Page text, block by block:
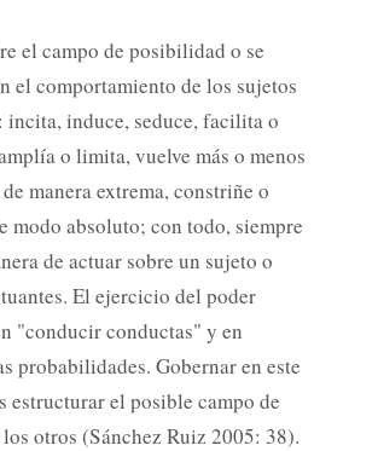
el campo de posibilidad o se
el comportamiento de los sujetos
incita, induce, seduce, facilita o
o limita, vuelve más o menos
manera extrema, constriñe o
modo absoluto; con todo, siempre
de actuar sobre un sujeto o
El ejercicio del poder
"conducir conductas" y en
probabilidades. Gobernar en este
estructurar el posible campo de
otros (Sánchez Ruiz 2005: 38).